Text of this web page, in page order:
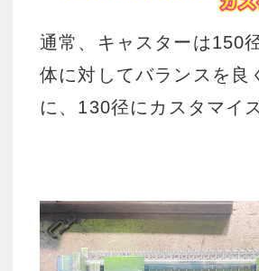
通常、キャスターは150
体に対してバランスを良
に、130径にカスタマイ